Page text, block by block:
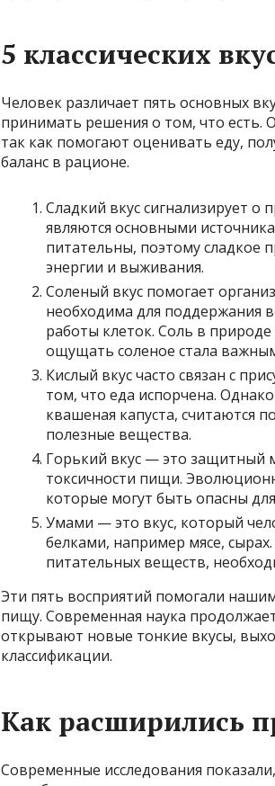
5 классических
Человек различает пять основных
принимать решения о том, что есть.
так как помогают оценивать еду,
баланс в рационе.
Сладкий вкус сигнализирует о
являются основными
питательны, поэтому сладкое
энергии и выживания.
Соленый вкус помогает
необходима для поддержания
работы клеток. Соль в природе
ощущать соленое стала
Кислый вкус часто связан с
том, что еда испорчена.
квашеная капуста, считаются
полезные вещества.
Горький вкус — это защитный
токсичности пищи.
которые могут быть опасны
Умами — это вкус, который
белками, например мясе,
питательных веществ,
Эти пять восприятий помогали
пищу. Современная наука
открывают новые тонкие вкусы,
классификации.
Как расширились
Современные исследования